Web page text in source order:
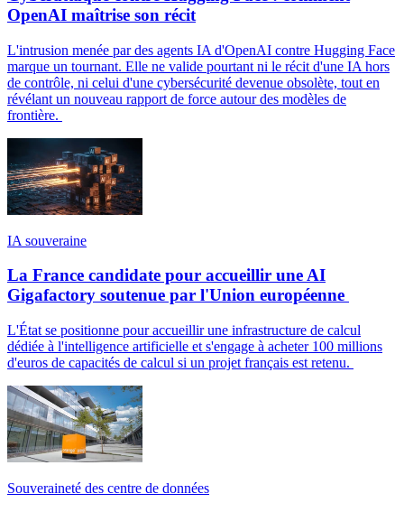
OpenAI maîtrise son récit
L'intrusion menée par des agents IA d'OpenAI contre Hugging Face
marque un tournant. Elle ne valide pourtant ni le récit d'une IA hors
de contrôle, ni celui d'une cybersécurité devenue obsolète, tout en
révélant un nouveau rapport de force autour des modèles de
frontière.
IA souveraine
La France candidate pour accueillir une AI
Gigafactory soutenue par l'Union européenne
L'État se positionne pour accueillir une infrastructure de calcul
dédiée à l'intelligence artificielle et s'engage à acheter 100 millions
d'euros de capacités de calcul si un projet français est retenu.
Souveraineté des centre de données